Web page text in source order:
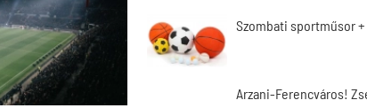
Szombati sportműsor
Arzani-Ferencváros!